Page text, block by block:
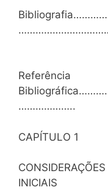
Referência
………………..
CAPÍTULO 1
CONSIDERAÇÕES
INICIAIS